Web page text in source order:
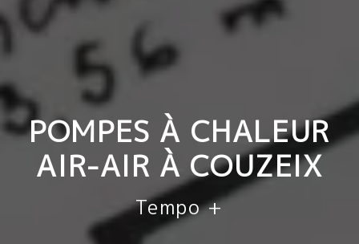
POMPES À CHALEUR
AIR-AIR À COUZEIX
Tempo +